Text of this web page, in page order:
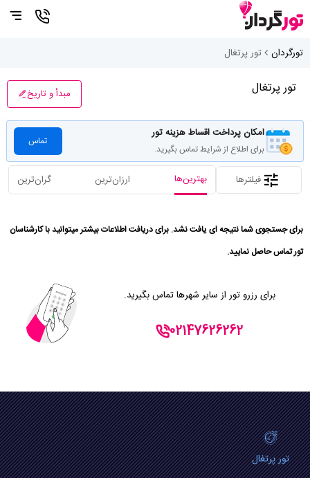
تورگردان تور پرتغال
تور پرتغال مبدأ و تاریخ
امکان پرداخت اقساط هزینه تور
برای اطلاع از شرایط تماس بگیرید.
تماس
فیلترها بهترین‌ها ارزان‌ترین گران‌ترین
برای جستجوی شما نتیجه ای یافت نشد. برای دریافت اطلاعات بیشتر میتوانید با کارشناسان
تور تماس حاصل نمایید.
برای رزرو تور از سایر شهرها تماس بگیرید.
02147626262
تور پرتغال